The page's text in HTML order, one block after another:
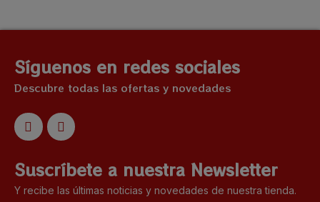
Síguenos en redes sociales
Descubre todas las ofertas y novedades
Suscríbete a nuestra Newsletter
Y recibe las últimas noticias y novedades de nuestra tienda.